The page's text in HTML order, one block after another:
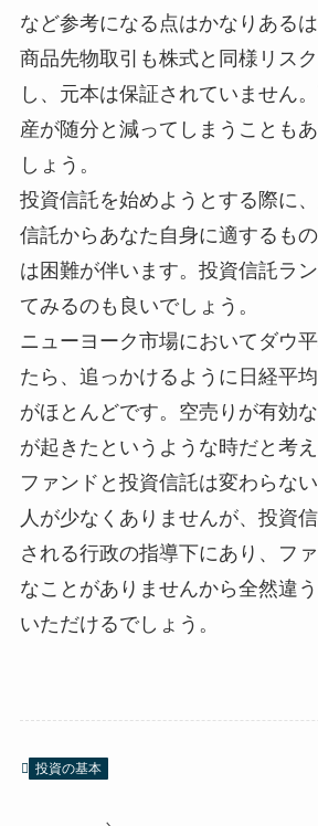
など参考になる点はかなりあるは
商品先物取引も株式と同様リス
し、元本は保証されていません
産が随分と減ってしまうことも
しょう。
投資信託を始めようとする際に
信託からあなた自身に適するも
は困難が伴います。投資信託ラ
てみるのも良いでしょう。
ニューヨーク市場においてダウ
たら、追っかけるように日経平
がほとんどです。空売りが有効
が起きたというような時だと考え
ファンドと投資信託は変わらな
人が少なくありませんが、投資
される行政の指導下にあり、フ
なことがありませんから全然違
いただけるでしょう。
投資の基本